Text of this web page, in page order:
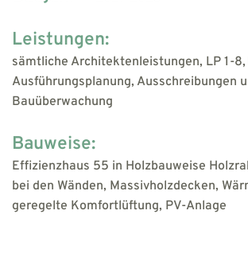
Leistungen:
sämtliche Architektenleistungen, LP 1-
Ausführungsplanung, Ausschreibungen
Bauüberwachung
Bauweise:
Effizienzhaus 55 in Holzbauweise
bei den Wänden, Massivholzdecken,
geregelte Komfortlüftung, PV-Anlage